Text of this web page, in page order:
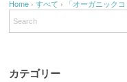
Home ›すべて › 「オーガニック
カテゴリー